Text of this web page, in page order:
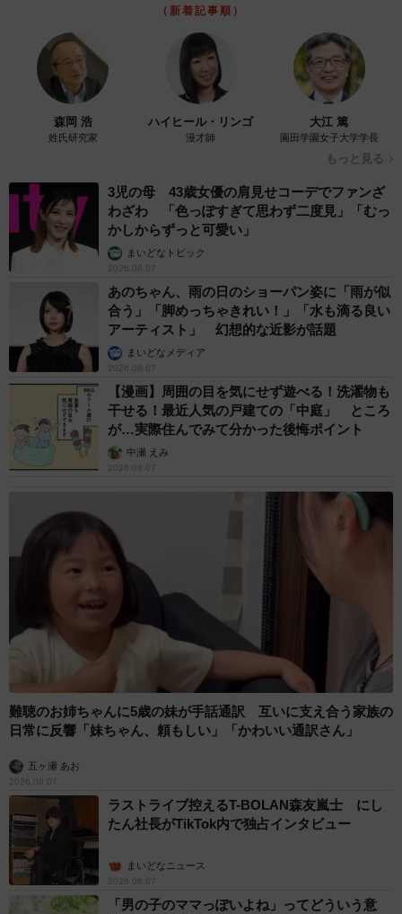
（新着記事順）
森岡 浩
姓氏研究家
ハイヒール・リンゴ
漫才師
大江 篤
園田学園女子大学学長
もっと見る
3児の母 43歳女優の肩見せコーデでファンざ
わざわ 「色っぽすぎて思わず二度見」「むっ
かしからずっと可愛い」
まいどなトピック
2026.08.07
あのちゃん、雨の日のショーパン姿に「雨が似
合う」「脚めっちゃきれい！」「水も滴る良い
アーティスト」 幻想的な近影が話題
まいどなメディア
2026.08.07
【漫画】周囲の目を気にせず遊べる！洗濯物も
干せる！最近人気の戸建ての「中庭」 ところ
が…実際住んでみて分かった後悔ポイント
中瀬 えみ
2026.08.07
難聴のお姉ちゃんに5歳の妹が手話通訳 互いに支え合う家族の
日常に反響「妹ちゃん、頼もしい」「かわいい通訳さん」
五ヶ瀬 あお
2026.08.07
ラストライブ控えるT-BOLAN森友嵐士 にし
たん社長がTikTok内で独占インタビュー
まいどなニュース
2026.08.07
「男の子のママっぽいよね」ってどういう意